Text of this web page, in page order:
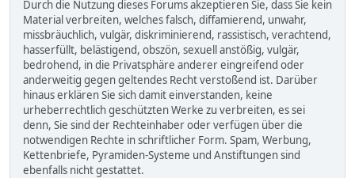
Durch die Nutzung dieses Forums akzeptieren Sie, dass Sie kein
Material verbreiten, welches falsch, diffamierend, unwahr,
missbräuchlich, vulgär, diskriminierend, rassistisch, verachtend,
hasserfüllt, belästigend, obszön, sexuell anstößig, vulgär,
bedrohend, in die Privatsphäre anderer eingreifend oder
anderweitig gegen geltendes Recht verstoßend ist. Darüber
hinaus erklären Sie sich damit einverstanden, keine
urheberrechtlich geschützten Werke zu verbreiten, es sei
denn, Sie sind der Rechteinhaber oder verfügen über die
notwendigen Rechte in schriftlicher Form. Spam, Werbung,
Kettenbriefe, Pyramiden-Systeme und Anstiftungen sind
ebenfalls nicht gestattet.